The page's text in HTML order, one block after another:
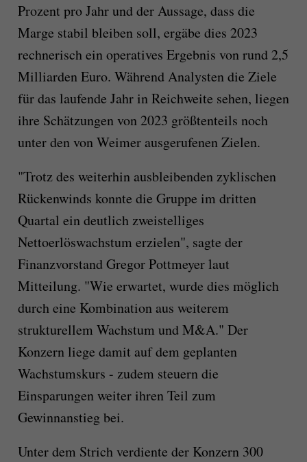
Prozent pro Jahr und der Aussage, dass die
Marge stabil bleiben soll, ergäbe dies 2023
rechnerisch ein operatives Ergebnis von rund 2,5
Milliarden Euro. Während Analysten die Ziele
für das laufende Jahr in Reichweite sehen, liegen
ihre Schätzungen von 2023 größtenteils noch
unter den von Weimer ausgerufenen Zielen.
"Trotz des weiterhin ausbleibenden zyklischen
Rückenwinds konnte die Gruppe im dritten
Quartal ein deutlich zweistelliges
Nettoerlöswachstum erzielen", sagte der
Finanzvorstand Gregor Pottmeyer laut
Mitteilung. "Wie erwartet, wurde dies möglich
durch eine Kombination aus weiterem
strukturellem Wachstum und M&A." Der
Konzern liege damit auf dem geplanten
Wachstumskurs - zudem steuern die
Einsparungen weiter ihren Teil zum
Gewinnanstieg bei.
Unter dem Strich verdiente der Konzern 300